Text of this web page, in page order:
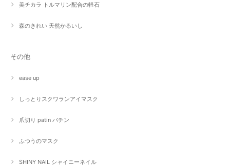
美チカラ トルマリン配合の軽石
森のきれい 天然かるいし
その他
ease up
しっとりスクワランアイマスク
爪切り patin パチン
ふつうのマスク
SHINY NAIL シャイニーネイル